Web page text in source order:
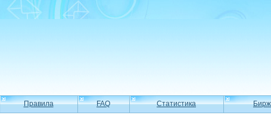
Правила FAQ Статистика